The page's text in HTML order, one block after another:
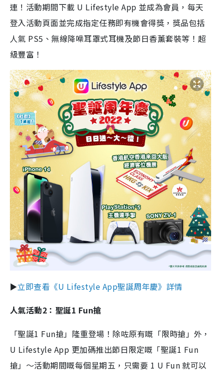
連！活動期間下載 U Lifestyle App 並成為會員，每天
登入活動頁面並完成指定任務即有機會得獎，獎品包括
人氣 PS5、無線降噪耳罩式耳機及節日香薰套裝等！超
級豐富！
►立即查看《U Lifestyle App聖誕周年慶》詳情
人氣活動2：聖誕1 Fun搶
「聖誕1 Fun搶」隆重登場！除咗原有嘅「限時搶」外，
U Lifestyle App 更加碼推出節日限定嘅「聖誕1 Fun
搶」～活動期間嘅每個星期五，只需要 1 U Fun 就可以